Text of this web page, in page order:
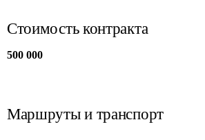
Стоимость контракта
500 000
Маршруты и транспорт